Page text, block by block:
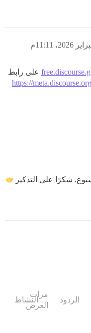
على رابط
https://
شكرًا على التذكير
الردود
مرات
العرض
النشاط